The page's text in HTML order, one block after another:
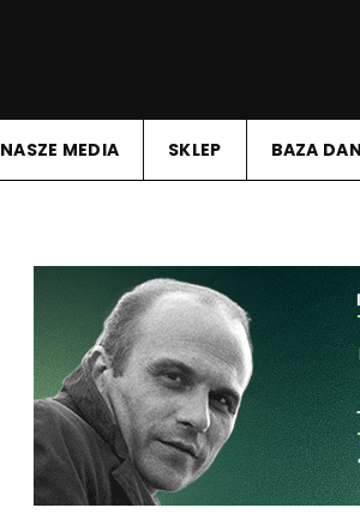
NASZE MEDIA SKLEP BAZA